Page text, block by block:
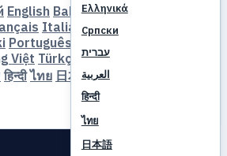
Ελληνικά
Српски
עברית
العربية
हिन्दी
ไทย
日本語
English Bahasa Indonesia
Italiano Magyar
Português
Việt Türkçe Čeština
हिन्दी ไทย 日本語 简体中文